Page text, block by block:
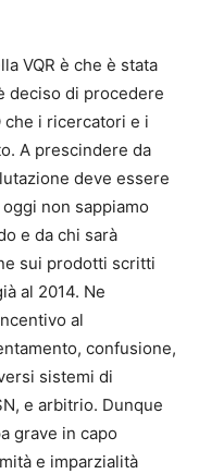
VQR è che è stata
deciso di procedere
che i ricercatori e i
A prescindere da
deve essere
non sappiamo
e da chi sarà
sui prodotti scritti
al 2014. Ne
al
confusione,
sistemi di
e arbitrio. Dunque
grave in capo
e imparzialità